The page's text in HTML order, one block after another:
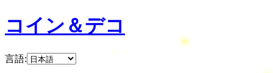
コイン＆デコ
言語: